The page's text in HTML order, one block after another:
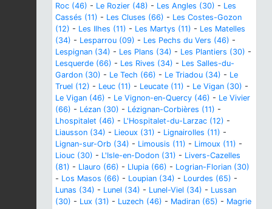
Roc (46) - Le Rozier (48) - Les Angles (30) - Les
Cassés (11) - Les Cluses (66) - Les Costes-Gozon
(12) - Les Ilhes (11) - Les Martys (11) - Les Matelles
(34) - Lesparrou (09) - Les Pechs du Vers (46) -
Lespignan (34) - Les Plans (34) - Les Plantiers (30) -
Lesquerde (66) - Les Rives (34) - Les Salles-du-
Gardon (30) - Le Tech (66) - Le Triadou (34) - Le
Truel (12) - Leuc (11) - Leucate (11) - Le Vigan (30) -
Le Vigan (46) - Le Vignon-en-Quercy (46) - Le Vivier
(66) - Lézan (30) - Lézignan-Corbières (11) -
Lhospitalet (46) - L'Hospitalet-du-Larzac (12) -
Liausson (34) - Lieoux (31) - Lignairolles (11) -
Lignan-sur-Orb (34) - Limousis (11) - Limoux (11) -
Liouc (30) - L'Isle-en-Dodon (31) - Livers-Cazelles
(81) - Llauro (66) - Llupia (66) - Logrian-Florian (30)
- Los Masos (66) - Loupian (34) - Lourdes (65) -
Lunas (34) - Lunel (34) - Lunel-Viel (34) - Lussan
(30) - Lux (31) - Luzech (46) - Madiran (65) - Magrie